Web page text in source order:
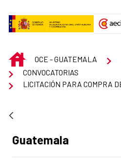
INICIOOCE - GUATEMALA
CONVOCATORIAS
Ad section:
Guatemala